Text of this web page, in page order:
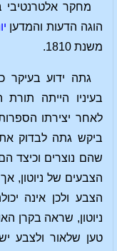
מחקר אלטרנטיבי
הוגה הדעות והמדען
משנת 1810.
גתה ידוע בעיקר
בעיניו הייתה
לאחר יצירתו
ביקש גתה לבדוק את
שהם נוצרים וכיצד
הצבעים של ניוטון,
הצבע ולכן אינה
ניוטון, שראה בקרן
טען שלאור ולצבע